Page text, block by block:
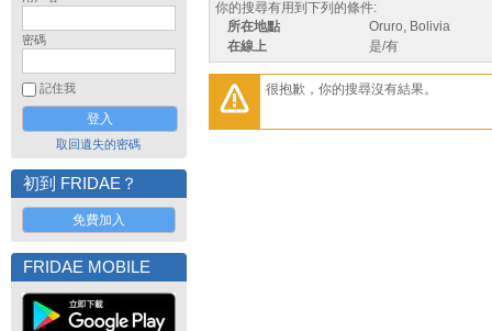
密碼
記住我
取回遺失的密碼
初到 FRIDAE？
免費加入
FRIDAE MOBILE
你的搜尋有用到下列的條件:
所在地點
Oruro, Bolivia
在線上
是/有
很抱歉，你的搜尋沒有結果。